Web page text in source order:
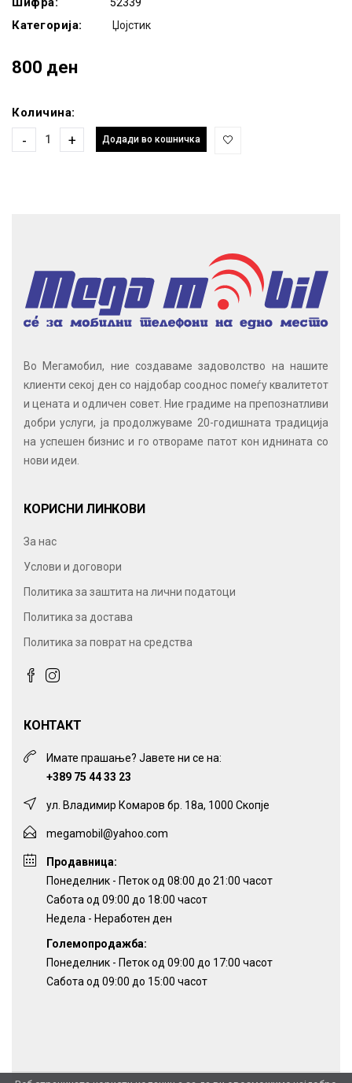
Категорија: Џојстик
800 ден
Количина:
- + Додади во кошничка
Во Мегамобил, ние создаваме задоволство на нашите
клиенти секој ден со најдобар сооднос помеѓу квалитетот
и цената и одличен совет. Ние градиме на препознатливи
добри услуги, ја продолжуваме 20-годишната традиција
на успешен бизнис и го отвораме патот кон иднината со
нови идеи.
КОРИСНИ ЛИНКОВИ
За нас
Услови и договори
Политика за заштита на лични податоци
Политика за достава
Политика за поврат на средства
КОНТАКТ
Имате прашање? Јавете ни се на:
+389 75 44 33 23
ул. Владимир Комаров бр. 18а, 1000 Скопје
megamobil@yahoo.com
Продавница:
Понеделник - Петок од 08:00 до 21:00 часот
Сабота од 09:00 до 18:00 часот
Недела - Неработен ден
Големопродажба:
Понеделник - Петок од 09:00 до 17:00 часот
Сабота од 09:00 до 15:00 часот